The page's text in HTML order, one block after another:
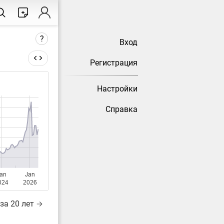
Вход
Регистрация
Настройки
Справка
?
Jan
2026
20 лет